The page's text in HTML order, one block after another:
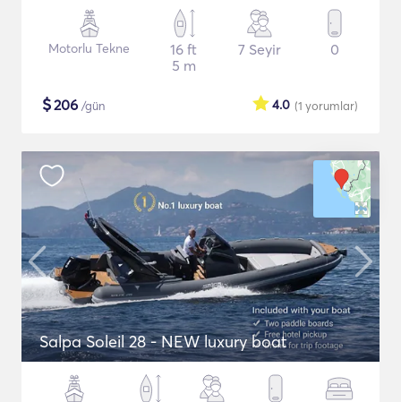
Motorlu Tekne
16 ft
5 m
7 Seyir 0
$206 /gün (1 yorumlar)
4.0
Salpa Soleil 28 - NEW luxury boat